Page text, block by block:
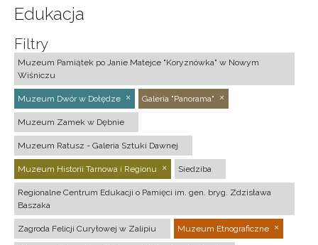
Edukacja
Filtry
Muzeum Pamiątek po Janie Matejce "Koryznówka" w Nowym
Wiśniczu
Muzeum Dwór w Dołędze Galeria "Panorama"
Muzeum Zamek w Dębnie
Muzeum Ratusz - Galeria Sztuki Dawnej
Muzeum Historii Tarnowa i Regionu Siedziba
Regionalne Centrum Edukacji o Pamięci im. gen. bryg. Zdzisława
Baszaka
Zagroda Felicji Curyłowej w Zalipiu Muzeum Etnograficzne